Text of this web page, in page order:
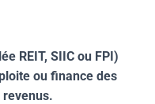
REIT, SIIC ou FPI)
ou finance des